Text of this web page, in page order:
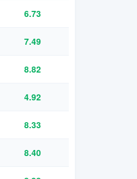
6.73
7.49
8.82
4.92
8.33
8.40